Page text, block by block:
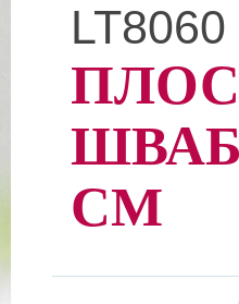
LT8060
СМ